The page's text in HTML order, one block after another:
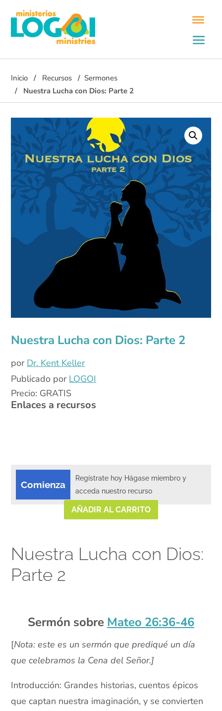
Inicio Recursos
Sermones
Nuestra Lucha con Dios: Parte 2
Nuestra Lucha con Dios: Parte 2
por Dr. Kent Keller
Publicado por LOGOI
Precio: GRATIS
Enlaces a recursos
Comienza
Regístrate hoy Hágase miembro y
acceda nuestro recurso
AÑADIR AL CARRITO
Nuestra Lucha con Dios:
Parte 2
Sermón sobre Mateo 26:36-46
[Nota: este es un sermón que prediqué un día
que celebramos la Cena del Señor.]
Introducción: Grandes historias, cuentos épicos
que captan nuestra imaginación, y se convierten